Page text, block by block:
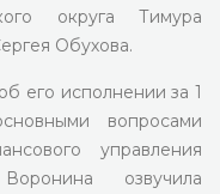
округа Тимура
Обухова.
его исполнении за 1
вопросами
управления
озвучила